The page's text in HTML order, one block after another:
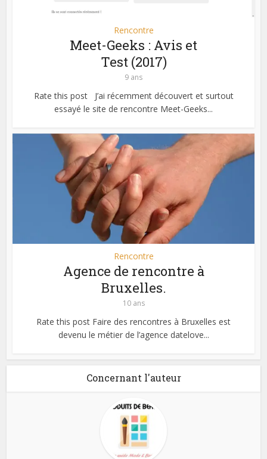
Rencontre
Meet-Geeks : Avis et
Test (2017)
9 ans
Rate this post J’ai récemment découvert et surtout
essayé le site de rencontre Meet-Geeks...
Rencontre
Agence de rencontre à
Bruxelles.
10 ans
Rate this post Faire des rencontres à Bruxelles est
devenu le métier de l’agence datelove...
Concernant l'auteur